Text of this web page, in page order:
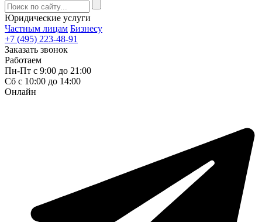
Юридические услуги
Частным лицам Бизнесу
+7 (495) 223-48-91
Заказать звонок
Работаем
Пн-Пт с 9:00 до 21:00
Сб с 10:00 до 14:00
Онлайн